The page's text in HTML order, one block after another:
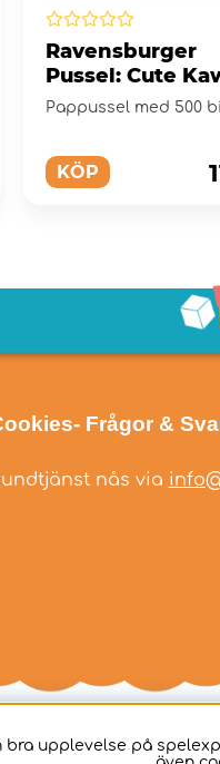
Ravensburger
Pussel: Cute
Chaos 500 Bitar
Pappussel med 500
KÖP
- Frågor &
nås via
bra upplevelse på